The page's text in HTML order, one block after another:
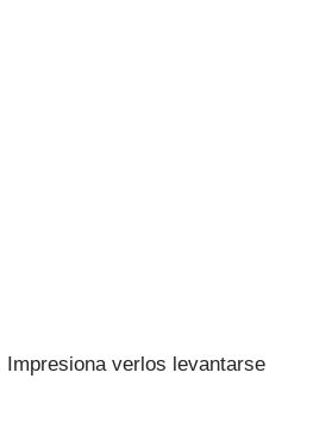
verlos levantarse